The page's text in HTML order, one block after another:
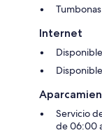
Internet
Servicio
de 06:00